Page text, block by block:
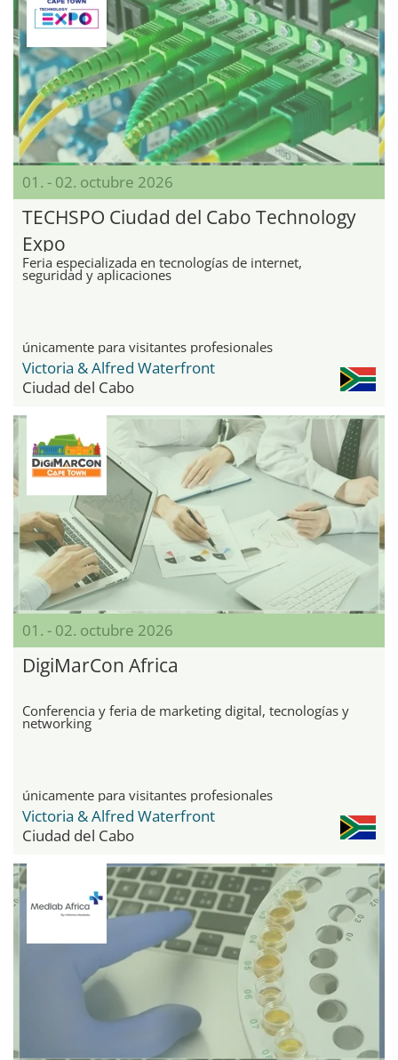
01. - 02. octubre 2026
TECHSPO Ciudad del Cabo Technology
Expo
Feria especializada en tecnologías de internet,
seguridad y aplicaciones
únicamente para visitantes profesionales
Victoria & Alfred Waterfront
Ciudad del Cabo
01. - 02. octubre 2026
DigiMarCon Africa
Conferencia y feria de marketing digital, tecnologías y
networking
únicamente para visitantes profesionales
Victoria & Alfred Waterfront
Ciudad del Cabo